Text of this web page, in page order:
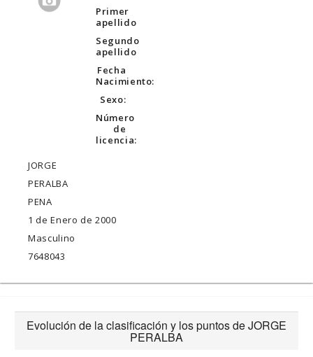
Primer
apellido
Segundo
apellido
Fecha
Nacimiento:
Sexo:
Número
de
licencia:
JORGE
PERALBA
PENA
1 de Enero de 2000
Masculino
7648043
Evolución de la clasificación y los puntos de JORGE
PERALBA